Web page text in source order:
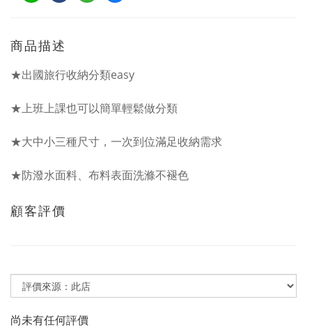
商品描述
★出國旅行收納分類easy
★上班上課也可以簡單輕鬆做分類
★大中小三種尺寸，一次到位滿足收納需求
★防潑水面料、布料表面洗滌不褪色
顧客評價
尚未有任何評價